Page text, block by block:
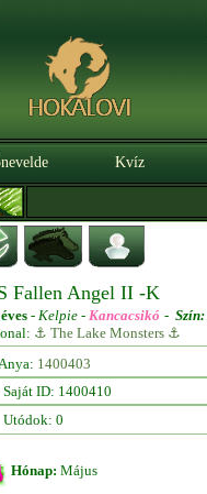
Kvíz
Fallen Angel II -K
- Kelpie - Kancacsikó - Szín:
⚓ The Lake Monsters ⚓
1400403
Saját ID: 1400410
Utódok: 0
Hónap: Május